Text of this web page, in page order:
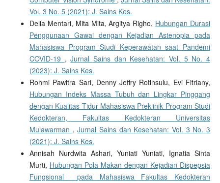
Vol. 3 No. 5 (2021): J. Sains Kes.
Delia Mentari, Mita Mita, Argitya Righo, Hubungan Durasi
Penggunaan Gawai dengan Kejadian Astenopia pada
Mahasiswa Program Studi Keperawatan saat Pandemi
COVID-19 ,Jurnal Sains dan Kesehatan: Vol. 5 No. 4
(2023): J. Sains Kes.
Rohmi Pawitra Sari, Denny Jeffry Rotinsulu, Evi Fitriany,
Hubungan Indeks Massa Tubuh dan Lingkar Pinggang
dengan Kualitas Tidur Mahasiswa Preklinik Program Studi
Kedokteran, Fakultas Kedokteran Universitas
Mulawarman ,Jurnal Sains dan Kesehatan: Vol. 3 No. 3
(2021): J. Sains Kes.
Annisah Nurdwita Ashari, Yuniati Yuniati, Ignatia Sinta
Murti, Hubungan Pola Makan dengan Kejadian Dispepsia
Fungsional pada Mahasiswa Fakultas Kedokteran